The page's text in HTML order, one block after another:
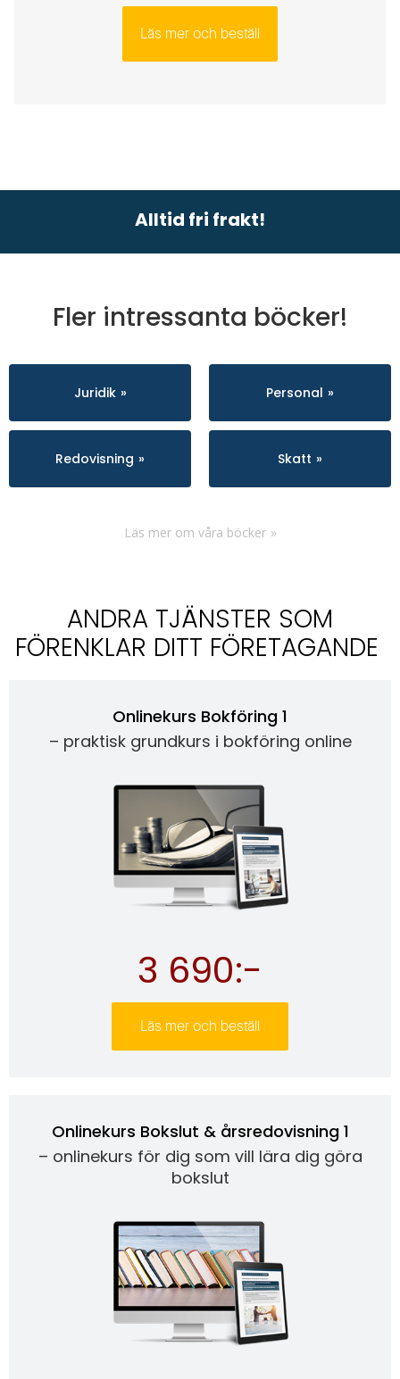
Läs mer och beställ
Alltid fri frakt!
Fler intressanta böcker!
Juridik Personal
Redovisning Skatt
Läs mer om våra böcker
ANDRA TJÄNSTER SOM
FÖRENKLAR DITT FÖRETAGANDE
Onlinekurs Bokföring 1
– praktisk grundkurs i bokföring online
3 690:-
Läs mer och beställ
Onlinekurs Bokslut & årsredovisning 1
– onlinekurs för dig som vill lära dig göra
bokslut